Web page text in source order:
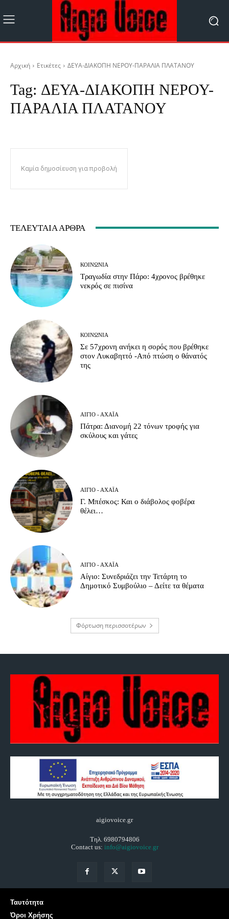
Αρχική Ετικέτες ΔΕΥΑ-ΔΙΑΚΟΠΗ ΝΕΡΟΥ-ΠΑΡΑΛΙΑ ΠΛΑΤΑΝΟΥ
Tag: ΔΕΥΑ-ΔΙΑΚΟΠΗ ΝΕΡΟΥ-
ΠΑΡΑΛΙΑ ΠΛΑΤΑΝΟΥ
Καμία δημοσίευση για προβολή
ΤΕΛΕΥΤΑΊΑ ΆΡΘΡΑ
ΚΟΙΝΩΝΊΑ
Τραγωδία στην Πάρο: 4χρονος βρέθηκε
νεκρός σε πισίνα
ΚΟΙΝΩΝΊΑ
Σε 57χρονη ανήκει η σορός που βρέθηκε
στον Λυκαβηττό -Από πτώση ο θάνατός
της
ΑΊΓΙΟ - ΑΧΑΪ́Α
Πάτρα: Διανομή 22 τόνων τροφής για
σκύλους και γάτες
ΑΊΓΙΟ - ΑΧΑΪ́Α
Γ. Μπέσκος: Και ο διάβολος φοβέρα
θέλει…
ΑΊΓΙΟ - ΑΧΑΪ́Α
Αίγιο: Συνεδριάζει την Τετάρτη το
Δημοτικό Συμβούλιο – Δείτε τα θέματα
Φόρτωση περισσοτέρων
aigiovoice.gr
Τηλ. 6980794806
Contact us: info@aigiovoice.gr
Ταυτότητα
Όροι Χρήσης